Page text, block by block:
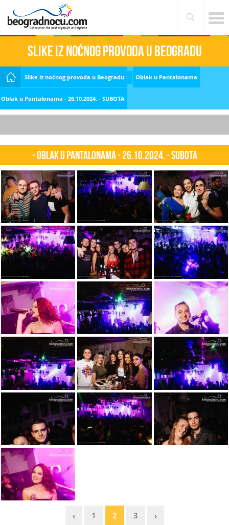
Slike iz noćnog provoda u Beogradu
Slike iz noćnog provoda u Beogradu Oblak u Pantalonama
Oblak u Pantalonama - 26.10.2024. - SUBOTA
- Oblak u Pantalonama - 26.10.2024. - SUBOTA
‹ 1 2 3 ›